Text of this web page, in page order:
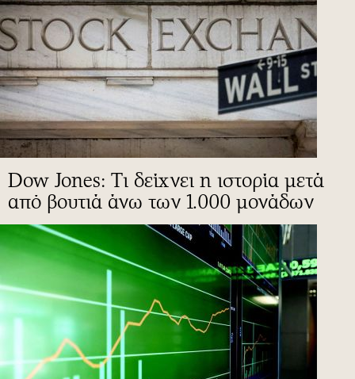
Dow Jones: Τι δείχνει η ιστορία μετά
από βουτιά άνω των 1.000 μονάδων